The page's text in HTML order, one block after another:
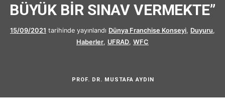
BÜYÜK BİR SINAV VERMEKTE”
15/09/2021 tarihinde yayınlandı Dünya Franchise Konseyi, Duyuru,
Haberler, UFRAD, WFC
PROF. DR. MUSTAFA AYDIN